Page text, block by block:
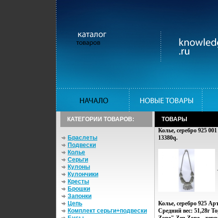
КАТЕГОРИИ ТОВАРОВ:
Браслеты
Подвески
Колье
Серьги
Кулоны
Кулончики
Кресты
Брошки
Запонки
Цепь
Комплект серьги+подвески
ТОВАРЫ
Колье, серебро 925
13380q.
Колье, серебро 925
Средний вес: 51,28г